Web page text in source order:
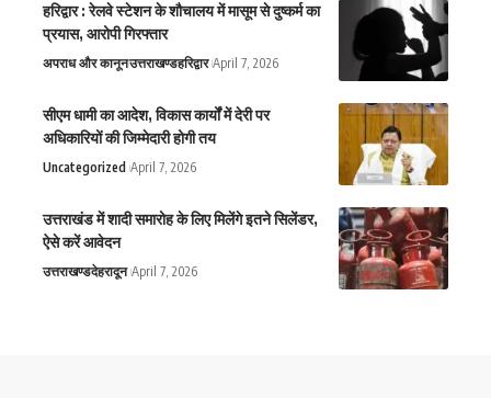
हरिद्वार : रेलवे स्टेशन के शौचालय में मासूम से दुष्कर्म का
प्रयास, आरोपी गिरफ्तार
अपराध और कानूनउत्तराखण्डहरिद्वार April 7, 2026
सीएम धामी का आदेश, विकास कार्यों में देरी पर
अधिकारियों की जिम्मेदारी होगी तय
Uncategorized April 7, 2026
उत्तराखंड में शादी समारोह के लिए मिलेंगे इतने सिलेंडर,
ऐसे करें आवेदन
उत्तराखण्डदेहरादून April 7, 2026